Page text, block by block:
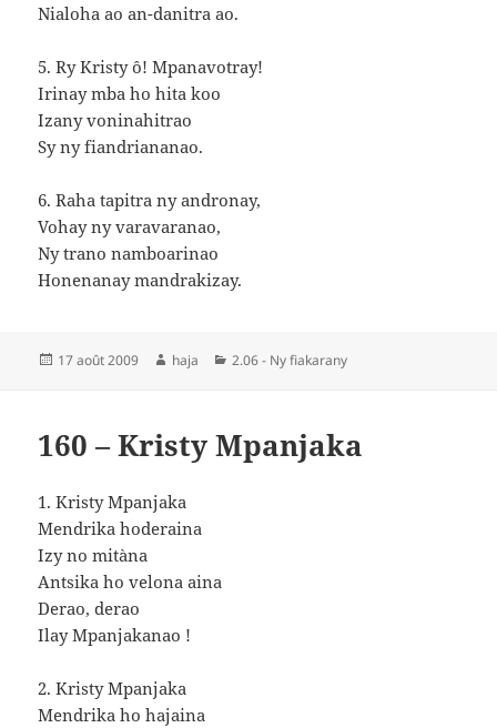
Nialoha ao an-danitra ao.
5. Ry Kristy ô! Mpanavotray!
Irinay mba ho hita koo
Izany voninahitrao
Sy ny fiandriananao.
6. Raha tapitra ny andronay,
Vohay ny varavaranao,
Ny trano namboarinao
Honenanay mandrakizay.
Publié
17 août 2009 Auteur
haja Catégories
2.06 - Ny fiakarany
160 – Kristy Mpanjaka
1. Kristy Mpanjaka
Mendrika hoderaina
Izy no mitàna
Antsika ho velona aina
Derao, derao
Ilay Mpanjakanao !
2. Kristy Mpanjaka
Mendrika ho hajaina